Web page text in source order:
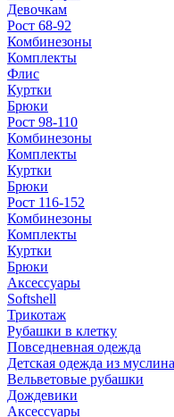
Девочкам
Рост 68-92
Комбинезоны
Комплекты
Флис
Куртки
Брюки
Рост 98-110
Комбинезоны
Комплекты
Куртки
Брюки
Рост 116-152
Комбинезоны
Комплекты
Куртки
Брюки
Аксессуары
Softshell
Трикотаж
Рубашки в клетку
Повседневная одежда
Детская одежда из муслина
Вельветовые рубашки
Дождевики
Аксессуары